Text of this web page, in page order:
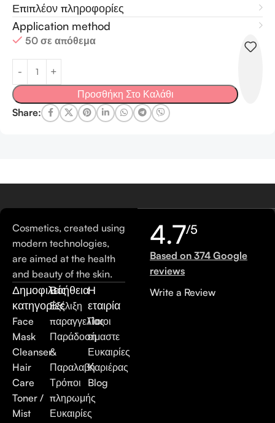
Επιπλέον πληροφορίες
Application method
50 σε απόθεμα
Προσθήκη Στο Καλάθι
Share:
Cosmetics, created using
modern technologies,
are aimed at the health
and beauty of the skin.
Δημοφιλείς
κατηγορίες
Face
Mask
Cleanser
Hair
Care
Toner /
Mist
Βοήθεια
Εξέλιξη
παραγγελίας
Παράδοση
&
Παραλαβή
Τρόποι
πληρωμής
Ευκαιρίες
Η
εταιρία
Ποιοι
είμαστε
Ευκαιρίες
Καριέρας
Blog
4.7/5
Based on 374 Google
reviews
Write a Review